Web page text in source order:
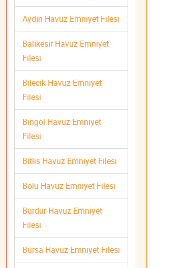
Aydın Havuz Emniyet Filesi
Balıkesir Havuz Emniyet
Filesi
Bilecik Havuz Emniyet
Filesi
Bingöl Havuz Emniyet
Filesi
Bitlis Havuz Emniyet Filesi
Bolu Havuz Emniyet Filesi
Burdur Havuz Emniyet
Filesi
Bursa Havuz Emniyet Filesi